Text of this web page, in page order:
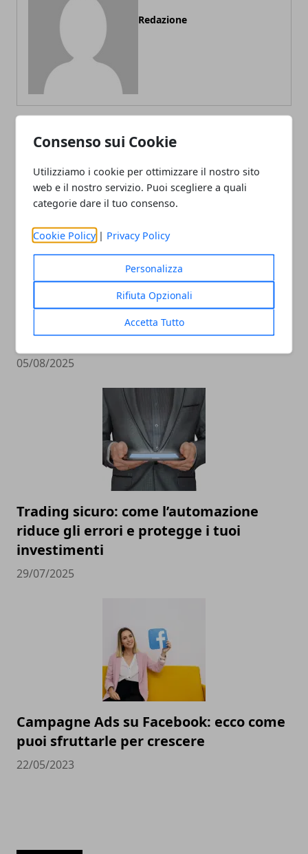
Consenso sui Cookie
Utilizziamo i cookie per ottimizzare il nostro sito
web e il nostro servizio. Puoi scegliere a quali
categorie dare il tuo consenso.
Cookie Policy | Privacy Policy
Personalizza
Rifiuta Opzionali
Accetta Tutto
Redazione
ARTICOLI CORRELATI
Non tutti i trader sono uguali: perché
un software personalizzabile fa davvero
la differenza
05/08/2025
Trading sicuro: come l’automazione
riduce gli errori e protegge i tuoi
investimenti
29/07/2025
Campagne Ads su Facebook: ecco come
puoi sfruttarle per crescere
22/05/2023